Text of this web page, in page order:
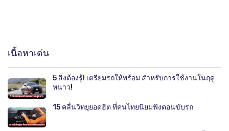
เนื้อหาเด่น
5 สิ่งต้องรู้! เตรียมรถให้พร้อม สำหรับการใช้งานในฤดู
หนาว!
15 คลื่นวิทยุยอดฮิต ที่คนไทยนิยมฟังตอนขับรถ